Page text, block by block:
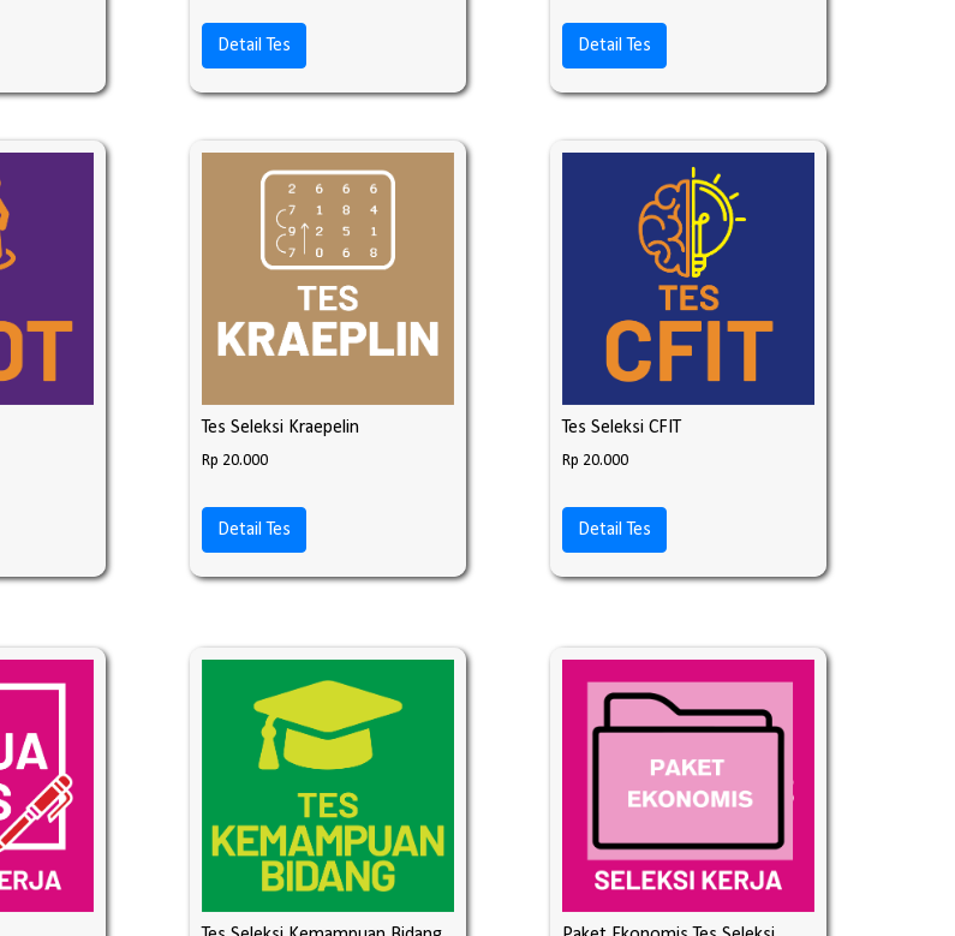
Detail Tes Detail Tes
Tes Seleksi Kraepelin
Rp 20.000
Detail Tes
Tes Seleksi CFIT
Rp 20.000
Detail Tes